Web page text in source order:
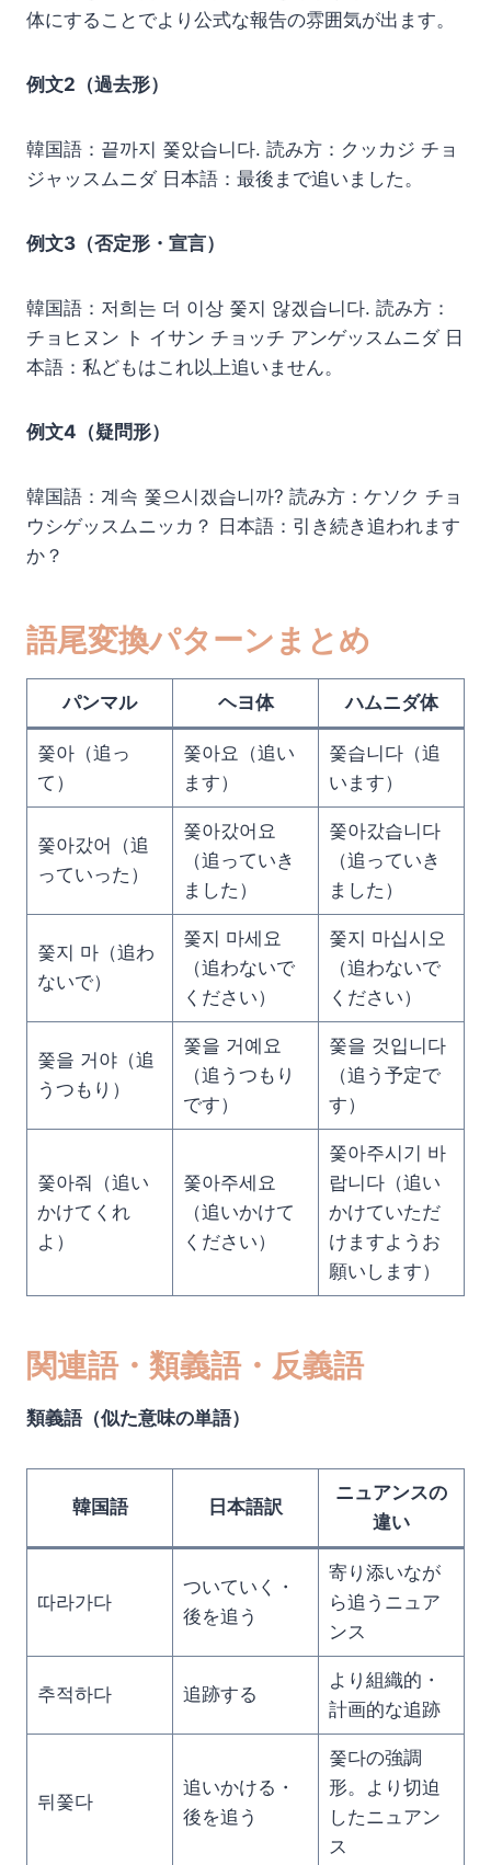
体にすることでより公式な報告の雰囲気が出ます。
例文2（過去形）
韓国語：끝까지 쫓았습니다. 読み方：クッカジ チョ
ジャッスムニダ 日本語：最後まで追いました。
例文3（否定形・宣言）
韓国語：저희는 더 이상 쫓지 않겠습니다. 読み方：
チョヒヌン ト イサン チョッチ アンゲッスムニダ 日
本語：私どもはこれ以上追いません。
例文4（疑問形）
韓国語：계속 쫓으시겠습니까? 読み方：ケソク チョ
ウシゲッスムニッカ？ 日本語：引き続き追われます
か？
語尾変換パターンまとめ
パンマル ヘヨ体 ハムニダ体
쫓아（追っ
て）
쫓아요（追い
ます）
쫓습니다（追
います）
쫓아갔어（追
っていった）
쫓아갔어요
（追っていき
ました）
쫓아갔습니다
（追っていき
ました）
쫓지 마（追わ
ないで）
쫓지 마세요
（追わないで
ください）
쫓지 마십시오
（追わないで
ください）
쫓을 거야（追
うつもり）
쫓을 거예요
（追うつもり
です）
쫓을 것입니다
（追う予定で
す）
쫓아줘（追い
かけてくれ
よ）
쫓아주세요
（追いかけて
ください）
쫓아주시기 바
랍니다（追い
かけていただ
けますようお
願いします）
関連語・類義語・反義語
類義語（似た意味の単語）
韓国語 日本語訳
ニュアンスの
違い
따라가다
ついていく・
後を追う
寄り添いなが
ら追うニュア
ンス
추적하다 追跡する
より組織的・
計画的な追跡
뒤쫓다
追いかける・
後を追う
쫓다の強調
形。より切迫
したニュアン
ス